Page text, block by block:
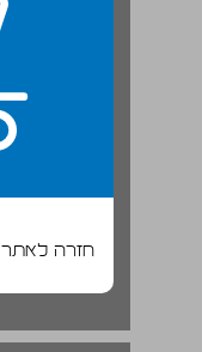
חזרה לאתר
ז. גלות-שיבה ... 18